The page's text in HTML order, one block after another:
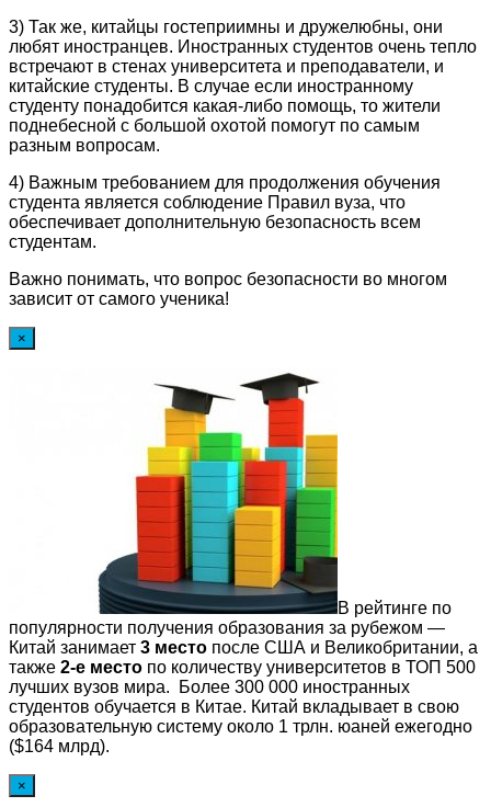
3) Так же, китайцы гостеприимны и дружелюбны, они
любят иностранцев. Иностранных студентов очень тепло
встречают в стенах университета и преподаватели, и
китайские студенты. В случае если иностранному
студенту понадобится какая-либо помощь, то жители
поднебесной с большой охотой помогут по самым
разным вопросам.
4) Важным требованием для продолжения обучения
студента является соблюдение Правил вуза, что
обеспечивает дополнительную безопасность всем
студентам.
Важно понимать, что вопрос безопасности во многом
зависит от самого ученика!
×
В рейтинге по
популярности получения образования за рубежом —
Китай занимает 3 место после США и Великобритании, а
также 2-е место по количеству университетов в ТОП 500
лучших вузов мира. Более 300 000 иностранных
студентов обучается в Китае. Китай вкладывает в свою
образовательную систему около 1 трлн. юаней ежегодно
($164 млрд).
×